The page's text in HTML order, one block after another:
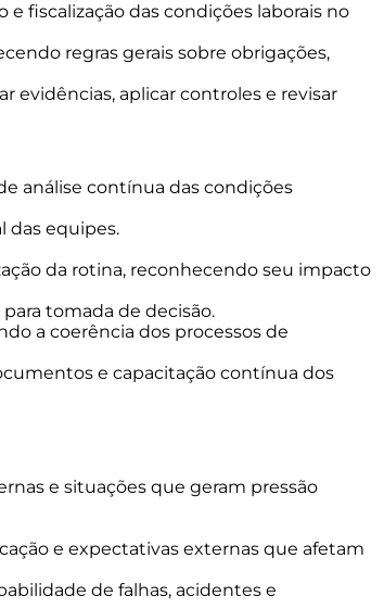
fiscalização das condições laborais no
regras gerais sobre obrigações,
evidências, aplicar controles e revisar
análise contínua das condições
das equipes.
da rotina, reconhecendo seu impacto
tomada de decisão.
a coerência dos processos de
e capacitação contínua dos
e situações que geram pressão
e expectativas externas que afetam
de falhas, acidentes e